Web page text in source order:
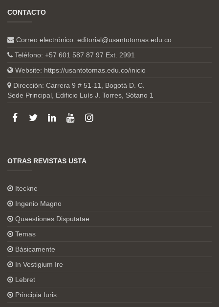
CONTACTO
Correo electrónico: editorial@usantotomas.edu.co
Teléfono: +57 601 587 87 97 Ext. 2991
Website: https://usantotomas.edu.co/inicio
Dirección: Carrera 9 # 51-11, Bogotá D. C.
Sede Principal, Edificio Luís J. Torres, Sótano 1
OTRAS REVISTAS USTA
Iteckne
Ingenio Magno
Quaestiones Disputatae
Temas
Básicamente
In Vestigium Ire
Lebret
Principia Iuris